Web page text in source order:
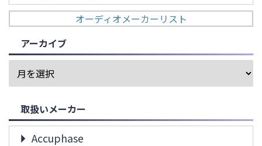
オーディオメーカーリスト
アーカイブ
取扱いメーカー
Accuphase